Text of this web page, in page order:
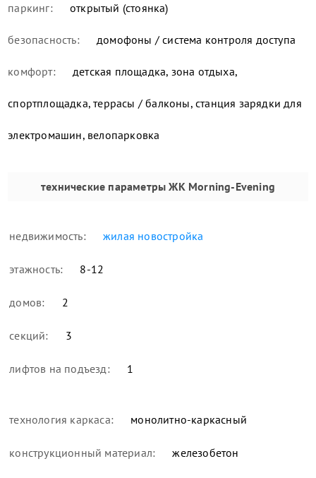
паркинг: открытый (стоянка)
безопасность: домофоны / система контроля доступа
комфорт: детская площадка, зона отдыха,
спортплощадка, террасы / балконы, станция зарядки для
электромашин, велопарковка
технические параметры ЖК Morning-Evening
недвижимость: жилая новостройка
этажность: 8-12
домов: 2
секций: 3
лифтов на подъезд: 1
технология каркаса: монолитно-каркасный
конструкционный материал: железобетон